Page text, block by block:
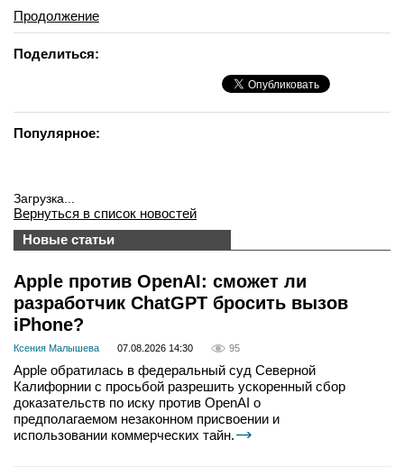
Продолжение
Поделиться:
Популярное:
Загрузка...
Вернуться в список новостей
Новые статьи
Apple против OpenAI: сможет ли
разработчик ChatGPT бросить вызов
iPhone?
Ксения Малышева 07.08.2026 14:30 95
Apple обратилась в федеральный суд Северной
Калифорнии с просьбой разрешить ускоренный сбор
доказательств по иску против OpenAI о
предполагаемом незаконном присвоении и
использовании коммерческих тайн.